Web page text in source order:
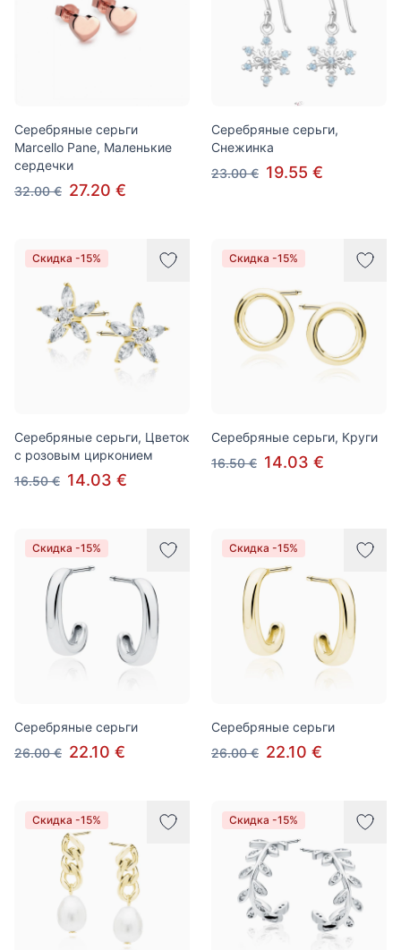
Серебряные серьги
Marcello Pane, Маленькие
сердечки
32.00 € 27.20 €
Серебряные серьги,
Снежинка
23.00 € 19.55 €
Скидка -15%
Серебряные серьги, Цветок
с розовым цирконием
16.50 € 14.03 €
Скидка -15%
Серебряные серьги, Круги
16.50 € 14.03 €
Скидка -15%
Серебряные серьги
26.00 € 22.10 €
Скидка -15%
Серебряные серьги
26.00 € 22.10 €
Скидка -15% Скидка -15%